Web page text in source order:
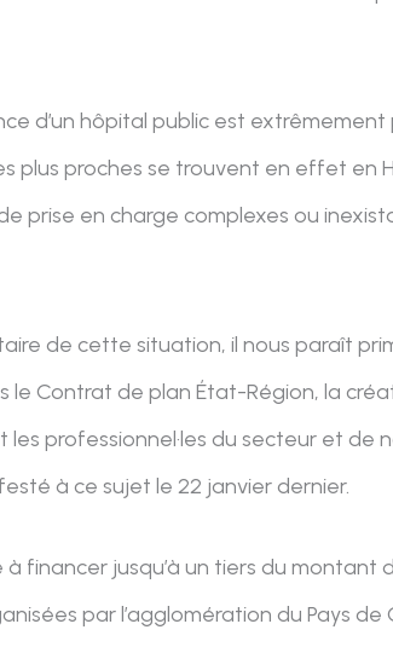
d’un hôpital public est
plus proches se trouvent en effet
prise en charge complexes ou
de cette situation, il nous paraît
Contrat de plan État-Région, la
les professionnel·les du secteur et de
à ce sujet le 22 janvier dernier.
financer jusqu’à un tiers du montant
par l’agglomération du Pays de